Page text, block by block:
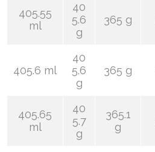
405.55
ml
40
5.6
g
365 g
405.6 ml
40
5.6
g
365 g
405.65
ml
40
5.7
g
365.1
g